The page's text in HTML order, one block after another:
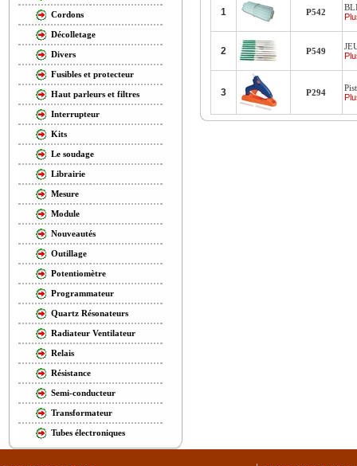
Cordons
Décolletage
Divers
Fusibles et protecteur
Haut parleurs et filtres
Interrupteur
Kits
Le soudage
Librairie
Mesure
Module
Nouveautés
Outillage
Potentiomètre
Programmateur
Quartz Résonateurs
Radiateur Ventilateur
Relais
Résistance
Semi-conducteur
Transformateur
Tubes électroniques
1 P542
2 P549
3 P294